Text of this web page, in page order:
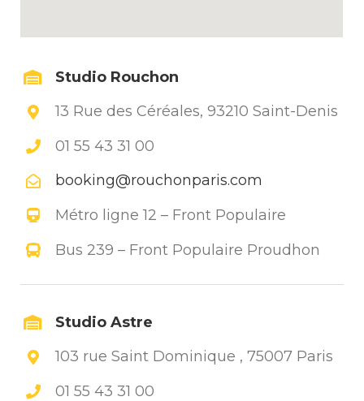
Studio Rouchon
13 Rue des Céréales, 93210 Saint-Denis
01 55 43 31 00
booking@rouchonparis.com
Métro ligne 12 – Front Populaire
Bus 239 – Front Populaire Proudhon
Studio Astre
103 rue Saint Dominique , 75007 Paris
01 55 43 31 00